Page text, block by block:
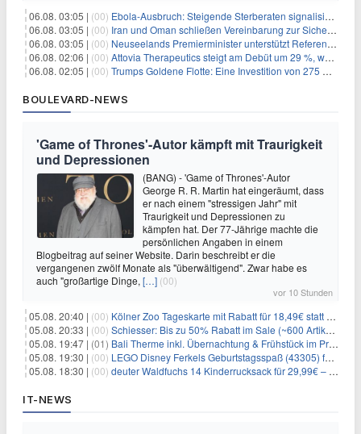
06.08. 03:05 | (00) Ebola-Ausbruch: Steigende Sterberaten signalisieren dringenden Bedarf an verbesserter Gesundheitsinfrastruktur
06.08. 03:05 | (00) Iran und Oman schließen Vereinbarung zur Sicherung des Schiffsverkehrs durch die Straße von Hormuz
06.08. 03:05 | (00) Neuseelands Premierminister unterstützt Referendum über das Wahlsystem: Ein Schritt in Richtung verbesserter demokratischer Beteiligung
06.08. 02:06 | (00) Attovia Therapeutics steigt am Debüt um 29 %, was starkes Investorenvertrauen in biotechnologische Innovation signalisiert
06.08. 02:05 | (00) Trumps Goldene Flotte: Eine Investition von 275 Milliarden Dollar in militärische Macht
BOULEVARD-NEWS
'Game of Thrones'-Autor kämpft mit Traurigkeit
und Depressionen
(BANG) - 'Game of Thrones'-Autor
George R. R. Martin hat eingeräumt, dass
er nach einem "stressigen Jahr" mit
Traurigkeit und Depressionen zu
kämpfen hat. Der 77-Jährige machte die
persönlichen Angaben in einem
Blogbeitrag auf seiner Website. Darin beschreibt er die
vergangenen zwölf Monate als "überwältigend". Zwar habe es
auch "großartige Dinge, […] (00)
vor 10 Stunden
05.08. 20:40 | (00) Kölner Zoo Tageskarte mit Rabatt für 18,49€ statt 29,50€ – einlösbar bis Dezember
05.08. 20:33 | (00) Schiesser: Bis zu 50% Rabatt im Sale (~600 Artikel zur Auswahl)
05.08. 19:47 | (01) Bali Therme inkl. Übernachtung & Frühstück im Premium Hotel (Bad Oeynhausen) ab 89€ p.P.
05.08. 19:30 | (00) LEGO Disney Ferkels Geburtstagsspaß (43305) für 29,10€
05.08. 18:30 | (00) deuter Waldfuchs 14 Kinderrucksack für 29,99€ – Amber-maple
IT-NEWS